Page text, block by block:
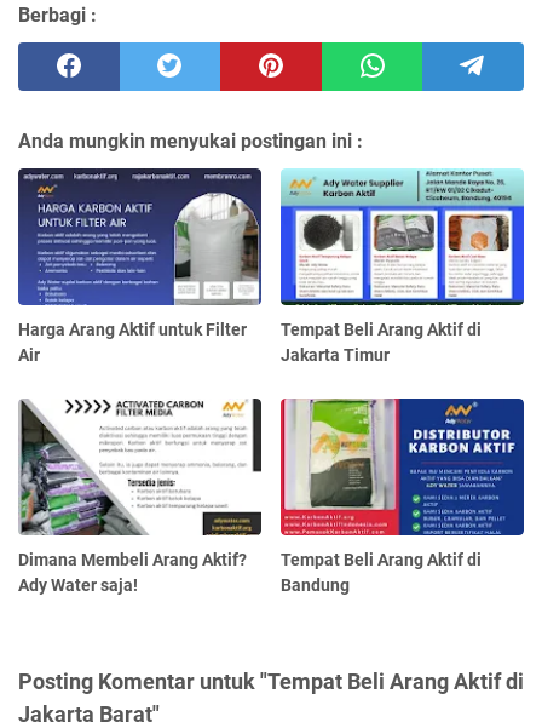
Berbagi :
Anda mungkin menyukai postingan ini :
Harga Arang Aktif untuk Filter
Air
Tempat Beli Arang Aktif di
Jakarta Timur
Dimana Membeli Arang Aktif?
Ady Water saja!
Tempat Beli Arang Aktif di
Bandung
Posting Komentar untuk "Tempat Beli Arang Aktif di
Jakarta Barat"